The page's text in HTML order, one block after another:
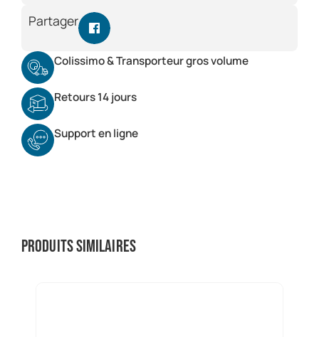
Partager
Colissimo & Transporteur gros volume
Retours 14 jours
Support en ligne
Produits similaires